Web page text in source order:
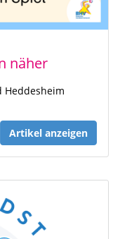
näher
Heddesheim
Artikel anzeigen